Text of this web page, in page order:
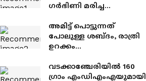
ഗര്‍ഭിണി മരിച്ച
ഭര്‍ത്താവിനെതിരെ
ഗുരുതര
ആരോപണവുമായി
അമിട്ട് പൊട്ടുന്നത്
പോലുള്ള ശബ്ദം, രാത്രി
ഉറക്കം
പൊലീസ് കമ്മിഷണറും;
ബൈക്കിൽ
വടക്കാഞ്ചേരിയിൽ 160
ഗ്രാം എംഡിഎംഎയുമായി